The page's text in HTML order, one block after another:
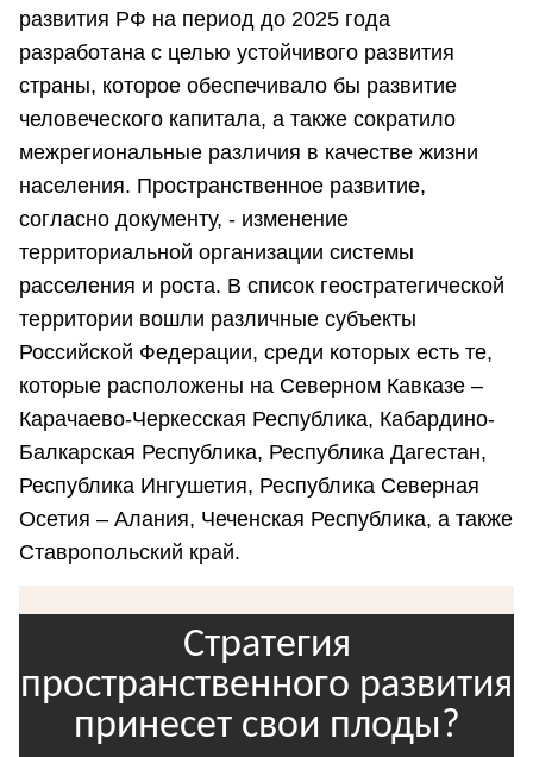
развития РФ на период до 2025 года
разработана с целью устойчивого развития
страны, которое обеспечивало бы развитие
человеческого капитала, а также сократило
межрегиональные различия в качестве жизни
населения. Пространственное развитие,
согласно документу, - изменение
территориальной организации системы
расселения и роста. В список геостратегической
территории вошли различные субъекты
Российской Федерации, среди которых есть те,
которые расположены на Северном Кавказе –
Карачаево-Черкесская Республика, Кабардино-
Балкарская Республика, Республика Дагестан,
Республика Ингушетия, Республика Северная
Осетия – Алания, Чеченская Республика, а также
Ставропольский край.